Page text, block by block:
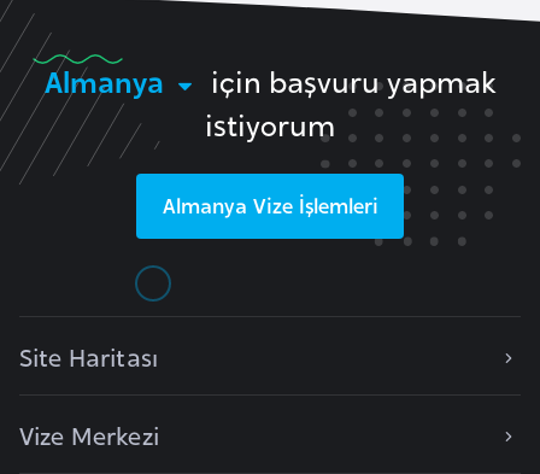
Almanya
için başvuru yapmak
istiyorum
Almanya Vize İşlemleri
Site Haritası
Vize Merkezi
a
B
e
s
a